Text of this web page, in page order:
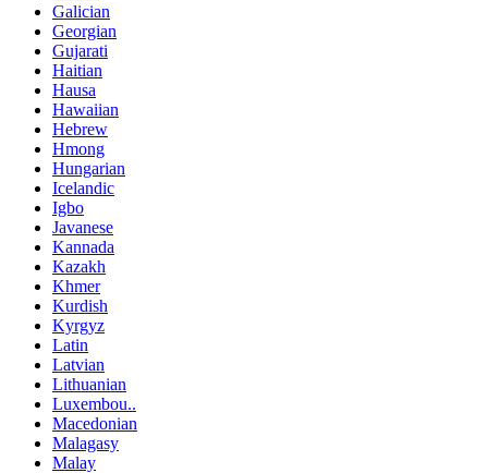
Galician
Georgian
Gujarati
Haitian
Hausa
Hawaiian
Hebrew
Hmong
Hungarian
Icelandic
Igbo
Javanese
Kannada
Kazakh
Khmer
Kurdish
Kyrgyz
Latin
Latvian
Lithuanian
Luxembou..
Macedonian
Malagasy
Malay